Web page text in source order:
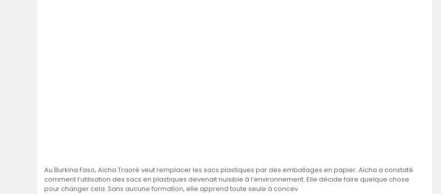
Au Burkina Faso, Aïcha Traoré veut remplacer les sacs plastiques par des emballages en papier. Aïcha a constaté
comment l’utilisation des sacs en plastiques devenait nuisible à l’environnement. Elle décide faire quelque chose
pour changer cela. Sans aucune formation, elle apprend toute seule à concev